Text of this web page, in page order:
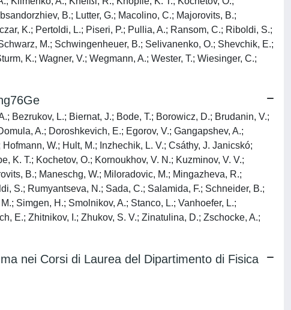
B.; Lutter, G.; Macolino, C.; Majorovits, B.;
K.; Pertoldi, L.; Piseri, P.; Pullia, A.; Ransom, C.; Riboldi, S.;
M.; Schwingenheuer, B.; Selivanenko, O.; Shevchik, E.;
K.; Wagner, V.; Wegmann, A.; Wester, T.; Wiesinger, C.;
Bezrukov, L.; Biernat, J.; Bode, T.; Borowicz, D.; Brudanin, V.;
A.; Doroshkevich, E.; Egorov, V.; Gangapshev, A.;
W.; Hult, M.; Inzhechik, L. V.; Csáthy, J. Janicskó;
K. T.; Kochetov, O.; Kornoukhov, V. N.; Kuzminov, V. V.;
B.; Maneschg, W.; Miloradovic, M.; Mingazheva, R.;
S.; Rumyantseva, N.; Sada, C.; Salamida, F.; Schneider, B.;
Simgen, H.; Smolnikov, A.; Stanco, L.; Vanhoefer, L.;
E.; Zhitnikov, I.; Zhukov, S. V.; Zinatulina, D.; Zschocke, A.;
nei Corsi di Laurea del Dipartimento di Fisica